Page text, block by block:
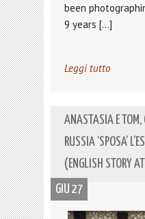
been
9 years […]
Leggi tutto
ANASTASIA E TOM,
RUSSIA ‘SPOSA’
(ENGLISH STORY
GIU 27